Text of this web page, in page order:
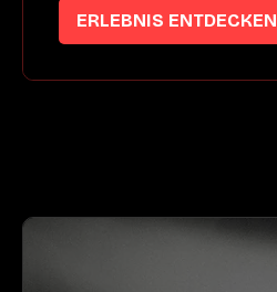
ERLEBNIS ENTDECKEN